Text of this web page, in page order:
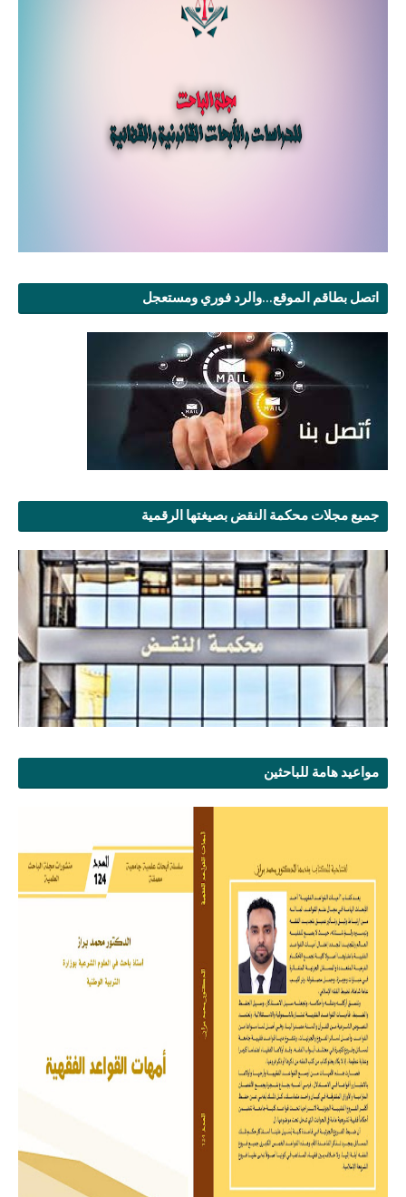
اتصل بطاقم الموقع...والرد فوري ومستعجل
جميع مجلات محكمة النقض بصيغتها الرقمية
مواعيد هامة للباحثين